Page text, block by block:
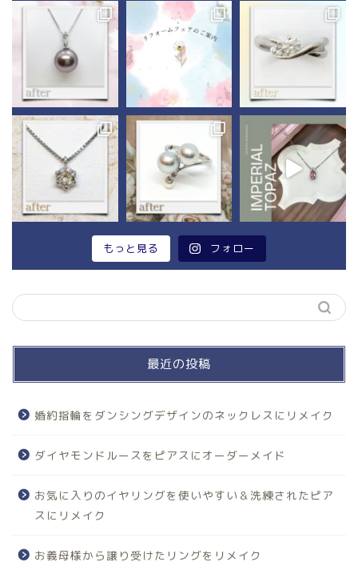
もっと見る フォロー
最近の投稿
婚約指輪をダンシングデザインのネックレスにリメイク
ダイヤモンドルースをピアスにオーダーメイド
お気に入りのイヤリングを使いやすい＆洗練されたピア
スにリメイク
お義母様から譲り受けたリングをリメイク